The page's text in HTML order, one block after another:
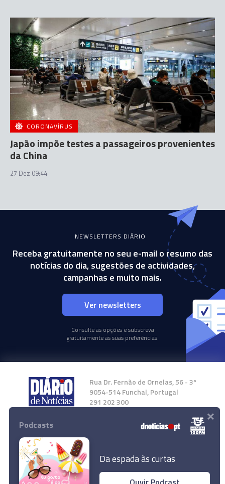
CORONAVÍRUS
Japão impõe testes a passageiros provenientes
da China
27 Dez 09:44
NEWSLETTERS DIÁRIO
Receba gratuitamente no seu e-mail o resumo das
notícias do dia, sugestões de actividades,
campanhas e muito mais.
Ver newsletters
Consulte as opções e subscreva
gratuitamente as suas preferências.
Rua Dr. Fernão de Ornelas, 56 - 3º
9054-514 Funchal, Portugal
291 202 300
Instale a nossa App
Podcasts
Da espada às curtas
×